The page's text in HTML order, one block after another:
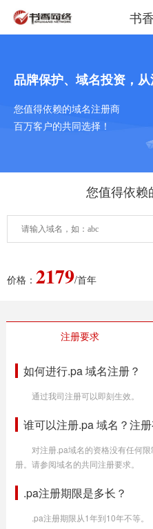
书
品牌保护、域名投资，
您值得依赖的域名注册商
百万客户的共同选择！
您值得依赖
价格： 2179/首年
注册要求
如何进行.pa 域名注册？
通过我司注册可以即刻生效。
谁可以注册.pa 域名？注
对注册.pa域名的资格没有任何
册。请参阅域名的共同注册要求。
.pa注册期限是多长？
.pa注册期限从1年到10年不等。